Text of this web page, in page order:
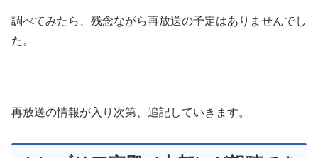
調べてみたら、残念ながら再放送の予定はありませんでし
た。
再放送の情報が入り次第、追記していきます。